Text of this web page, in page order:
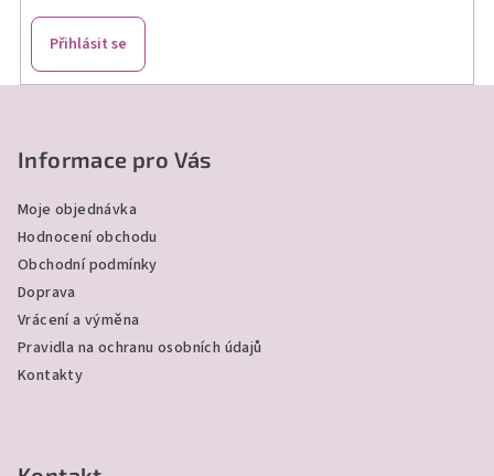
v
Přihlásit se
Informace pro Vás
Moje objednávka
Hodnocení obchodu
Obchodní podmínky
Doprava
Vrácení a výměna
Pravidla na ochranu osobních údajů
Kontakty